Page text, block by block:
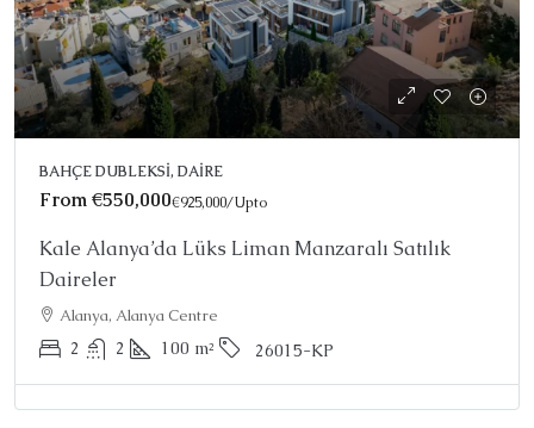
BAHÇE DUBLEKSI, DAIRE
From€550,000€925,000/Upto
Kale Alanya’da Lüks Liman Manzaralı Satılık
Daireler
Alanya, Alanya Centre
2 2 100 m² 26015-KP